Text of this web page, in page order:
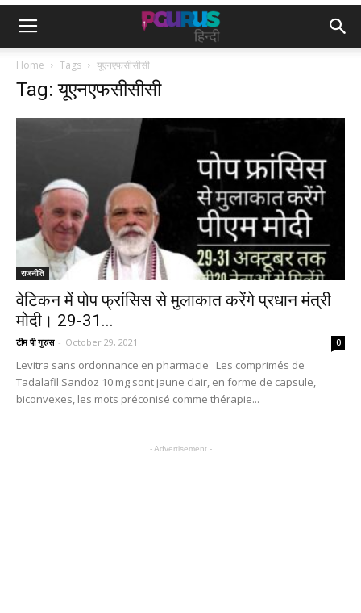
Home Tags यूएनएफसीसीसी
Tag: यूएनएफसीसीसी
राजनीति
वेटिकन में पोप फ्रांसिस से मुलाकात करेंगे प्रधान मंत्री
मोदी। 29-31...
टीम पी गुरुस - October 29, 2021 0
Levitra sans ordonnance en pharmacie Les comprimés de
Tadalafil Sandoz 10 mg sont jaune clair, en forme de capsule,
biconvexes, les mots préconisé comme thérapie...
- Advertisement -